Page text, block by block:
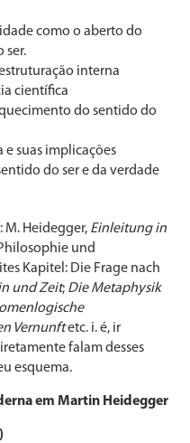
como o aberto do
ser.
interna
científica
do sentido do
e suas implicações
do ser e da verdade
M. Heidegger, Einleitung in
und
Kapitel: Die Frage nach
und Zeit; Die Metaphysik
Vernunftetc. i. é, ir
falam desses
esquema.
em Martin Heidegger